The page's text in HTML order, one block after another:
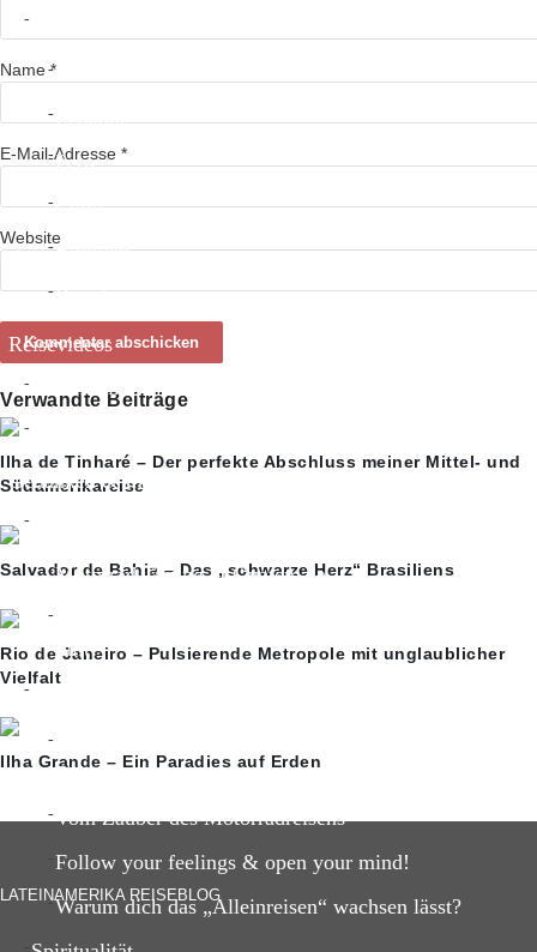
Kolumbien
Ecuador
Peru
Chile
Bolivien
Brasilien
Reisevideos
Südamerika
Gedanken & Inspiration
Motorrad Tuning in Guatemala
fällt?
Reise
Vom Zauber des Motorradreisens
Follow your feelings & open your mind!
Warum dich das „Alleinreisen“ wachsen lässt?
Name*
E-Mail-Adresse *
Website
Verwandte Beiträge
Ilha de Tinharé – Der perfekte Abschluss meiner Mittel- und
Südamerikareise
Salvador de Bahia – Das „schwarze Herz“ Brasiliens
Rio de Janeiro – Pulsierende Metropole mit unglaublicher
Vielfalt
Ilha Grande – Ein Paradies auf Erden
LATEINAMERIKA REISEBLOG